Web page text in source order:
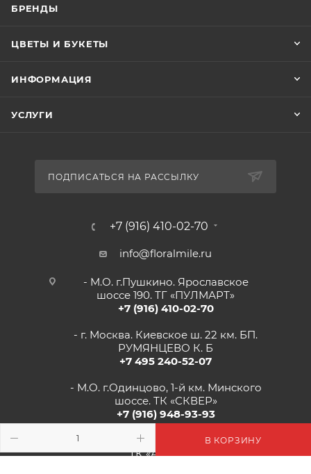
В КОРЗИНУ
БРЕНДЫ
ЦВЕТЫ И БУКЕТЫ
ИНФОРМАЦИЯ
УСЛУГИ
ПОДПИСАТЬСЯ НА РАССЫЛКУ
+7 (916) 410-02-70
info@floralmile.ru
- М.О. г.Пушкино. Ярославское
шоссе 190. ТГ «ПУЛМАРТ»
+7 (916) 410-02-70
- г. Москва. Киевское ш. 22 км. БП.
РУМЯНЦЕВО К. Б
+7 495 240-52-07
- М.О. г.Одинцово, 1-й км. Минского
шоссе. ТК «СКВЕР»
+7 (916) 948-93-93
- г.Рязань, Солотчинское шоссе д.2
ТК «АВРОРА»